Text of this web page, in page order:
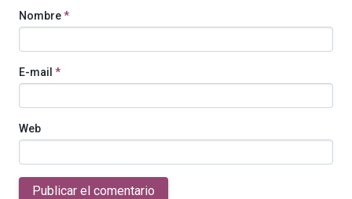
Nombre*
E-mail *
Web
Publicar el comentario